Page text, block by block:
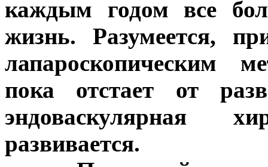
каждым годом все
жизнь. Разумеется,
лапароскопическим
пока отстает от
эндоваскулярная
развивается.